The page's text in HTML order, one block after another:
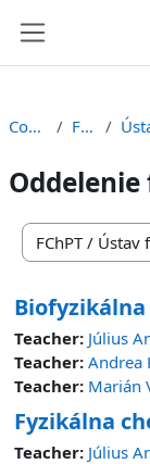
Courses FChPT
Course
Teacher: Július
Teacher: Andrea
Teacher: Marián
Fyzikálna
Teacher: Július